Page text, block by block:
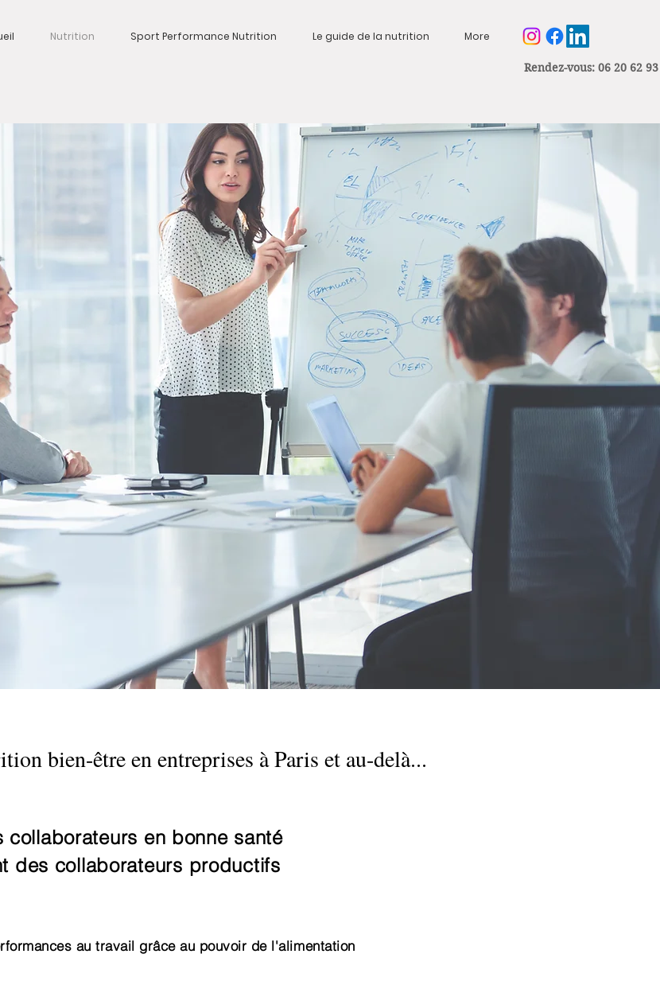
Nutrition Sport Performance Nutrition Le guide de la nutrition More
Rendez-vous: 06 20 62
ET QVT EN ENTREPRISES À PARIS
de Vie au Travail
bien-être en entreprises à Paris et au-delà...
collaborateurs en bonne santé
des collaborateurs productifs
au travail grâce au pouvoir de l'alimentation